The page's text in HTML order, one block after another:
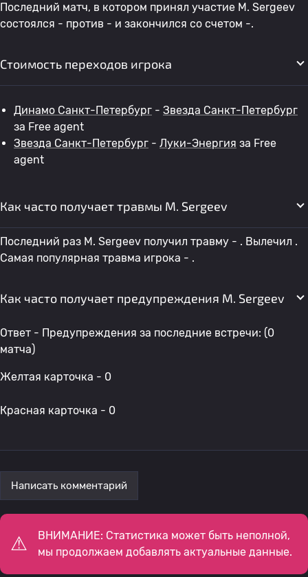
Последний матч, в котором принял участие M. Sergeev
состоялся - против - и закончился со счетом -.
Стоимость переходов игрока
Динамо Санкт-Петербург - Звезда Санкт-Петербург
за Free agent
Звезда Санкт-Петербург - Луки-Энергия за Free
agent
Как часто получает травмы M. Sergeev
Последний раз M. Sergeev получил травму - . Вылечил .
Самая популярная травма игрока - .
Как часто получает предупреждения M. Sergeev
Ответ - Предупреждения за последние встречи: (0
матча)
Желтая карточка - 0
Красная карточка - 0
Написать комментарий
ВНИМАНИЕ: Статистика может быть неполной,
мы продолжаем добавлять актуальные данные.